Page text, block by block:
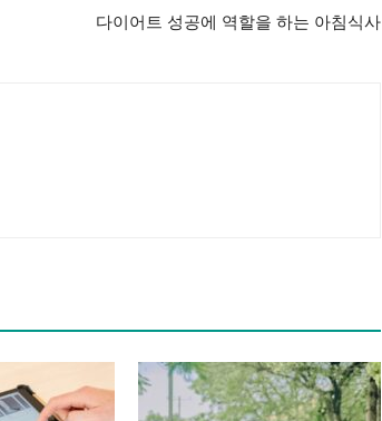
다이어트 성공에 역할을 하는 아침식사